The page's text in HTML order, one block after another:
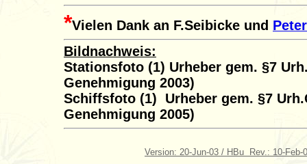
*Vielen Dank an F.Seibicke und
Bildnachweis:
Stationsfoto (1) Urheber gem. §7
Genehmigung 2003)
Schiffsfoto (1) Urheber gem. §7
Genehmigung 2005)
Version: 20-Jun-03 / HBu Rev.: 10-Feb-